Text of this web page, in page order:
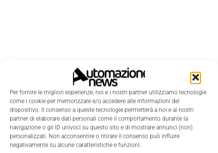
Per fornire le migliori esperienze, noi e i nostri partner utilizziamo tecnologie
come i cookie per memorizzare e/o accedere alle informazioni del
dispositivo. Il consenso a queste tecnologie permetterà a noi e ai nostri
partner di elaborare dati personali come il comportamento durante la
navigazione o gli ID univoci su questo sito e di mostrare annunci (non)
personalizzati. Non acconsentire o ritirare il consenso può influire
negativamente su alcune caratteristiche e funzioni.